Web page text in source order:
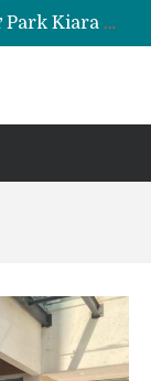
Taxi tải giá rẻ tại chung cư Park Kiara Hà Đông
Taxi tải giá rẻ tại chung cư Grande Park Phú Lãm